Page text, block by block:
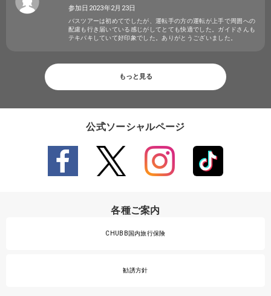
参加日2023年2月23日
バスツアーは初めてでしたが、運転手の方の運転が上手で周囲への
配慮も行き届いている感じがしてとても快適でした。ガイドさんも
テキパキしていて好印象でした。ありがとうございました。
もっと見る
公式ソーシャルページ
各種ご案内
CHUBB国内旅行保険
勧誘方針